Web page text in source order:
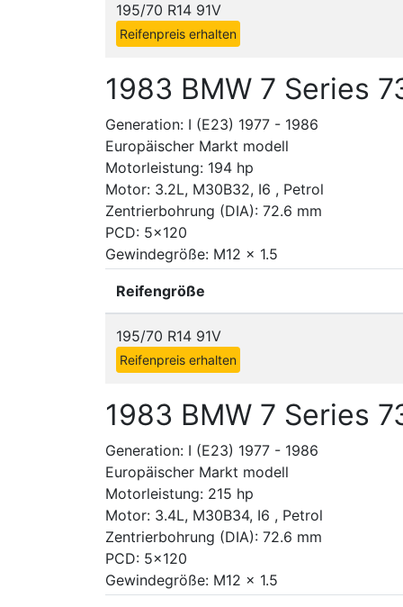
195/70 R14 91V
Reifenpreis erhalten
1983 BMW 7 Series
Generation: I (E23) 1977 - 1986
Europäischer Markt modell
Motorleistung: 194 hp
Motor: 3.2L, M30B32, I6 , Petrol
Zentrierbohrung (DIA): 72.6 mm
PCD: 5x120
Gewindegröße: M12 x 1.5
Reifengröße
195/70 R14 91V
Reifenpreis erhalten
1983 BMW 7 Series
Generation: I (E23) 1977 - 1986
Europäischer Markt modell
Motorleistung: 215 hp
Motor: 3.4L, M30B34, I6 , Petrol
Zentrierbohrung (DIA): 72.6 mm
PCD: 5x120
Gewindegröße: M12 x 1.5